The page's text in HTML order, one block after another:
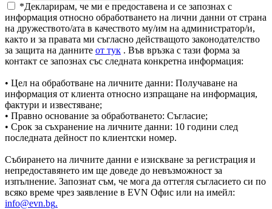
*Декларирам, че ми е предоставена и се запознах с
информация относно обработването на лични данни от страна
на дружеството/ата в качеството му/им на администратор/и,
както и за правата ми съгласно действащото законодателство
за защита на данните от тук . Във връзка с тази форма за
контакт се запознах със следната конкретна информация:
• Цел на обработване на личните данни: Получаване на
информация от клиента относно изпращане на информация,
фактури и известяване;
• Правно основание за обработването: Съгласие;
• Срок за съхранение на личните данни: 10 години след
последната дейност по клиентски номер.
Събирането на личните данни е изискване за регистрация и
непредоставянето им ще доведе до невъзможност за
изпълнение. Запознат съм, че мога да оттегля съгласието си по
всяко време чрез заявление в EVN Офис или на имейл:
info@evn.bg.